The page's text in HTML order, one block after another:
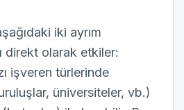
iki ayrım
direkt olarak etkiler:
işveren türlerinde
üniversiteler, vb.)